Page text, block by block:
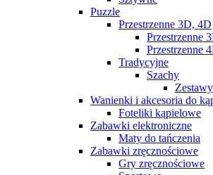
Puzzle
Przestrzenne 3D, 4D
Przestrzenne
Przestrzenne
Tradycyjne
Szachy
Wanienki i akcesoria do
Foteliki kąpielowe
Zabawki elektroniczne
Maty do tańczenia
Zabawki zręcznościowe
Gry zręcznościowe